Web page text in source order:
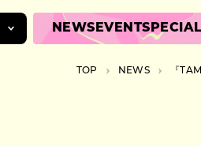
NEWS EVENTSPECIAL
TOP NEWS 『